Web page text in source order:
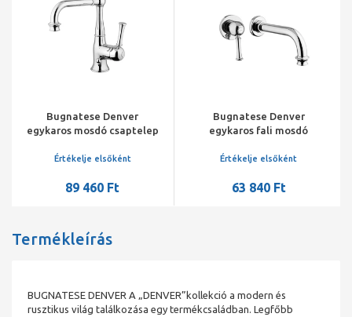
Bugnatese Denver
egykaros mosdó csaptelep
Értékelje elsőként
89 460 Ft
Bugnatese Denver
egykaros fali mosdó
egységgel
Értékelje elsőként
63 840 Ft
Termékleírás
BUGNATESE DENVER A „DENVER”kollekció a modern és
rusztikus világ találkozása egy termékcsaládban. Legfőbb